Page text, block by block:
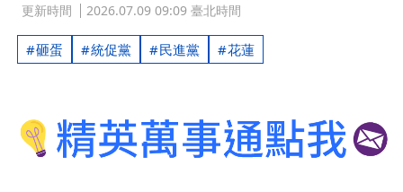
更新時間 2026.07.09 09:09 臺北時間
砸蛋 統促黨 民進黨 花蓮